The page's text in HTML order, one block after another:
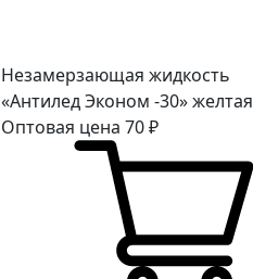
Незамерзающая жидкость
«Антилед Эконом -30» желтая
Оптовая цена 70₽